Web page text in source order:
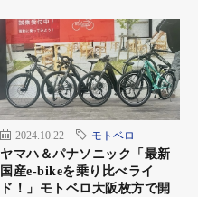
2024.10.22 モトベロ
ヤマハ＆パナソニック「最新
国産e-bikeを乗り比べライ
ド！」モトベロ大阪枚方で開